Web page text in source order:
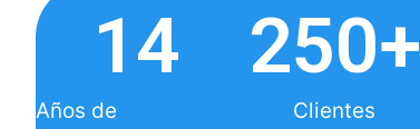
Años de
14
Clientes
250+